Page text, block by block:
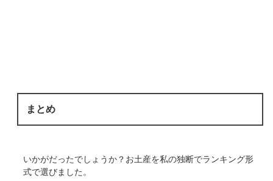
まとめ
いかがだったでしょうか？お土産を私の独断でランキング形
式で選びました。